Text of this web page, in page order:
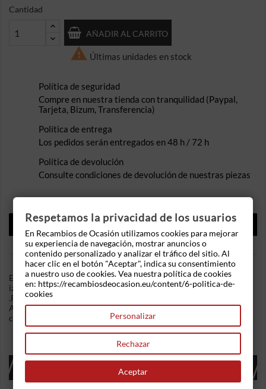
Cantidad
AÑADIR AL CARRITO
 Últimas unidades en stock
Política de seguridad
Compre en nuestra tienda con tranquilidad (Paypal,
Tarjeta, Bizum, Transferencia)
Política de entrega
Los pedidos serán entregados en 48 h / 72 h
Política de devolución
Consulte condiciones de devolución de nuestras piezas
DESCRIPCIÓN
DETALLES DEL PRODUCTO
En Recambios de Ocasion disponemos de Elevalunas trasero
izquierdo Opel Corsa D 5-puertas (2006-2014) 1.3 CDTI (75 cv)
.Referencia Interna: 03311030543617. Mecanismo manual.
Ademas, disponemos de mas recambios, si tiene cualquier duda
consultenos.
16 OTROS PRODUCTOS EN LA MISMA
CATEGORÍA:
Respetamos la privacidad de los usuarios
En Recambios de Ocasión utilizamos cookies para mejorar
su experiencia de navegación, mostrar anuncios o
contenido personalizado y analizar el tráfico del sitio. Al
hacer clic en el botón "Aceptar", indica su consentimiento
a nuestro uso de cookies. Vea nuestra política de cookies
en: https://recambiosdeocasion.eu/content/6-politica-de-
cookies
Personalizar
Rechazar
Aceptar